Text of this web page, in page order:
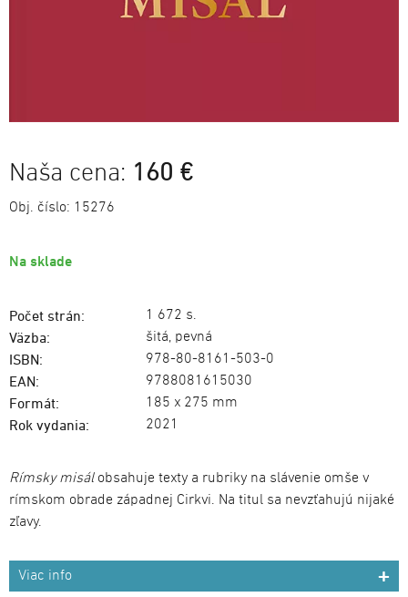
Naša cena: 160 €
Obj. číslo: 15276
Na sklade
Počet strán: 1 672 s.
Väzba: šitá, pevná
ISBN: 978-80-8161-503-0
EAN: 9788081615030
Formát: 185 x 275 mm
Rok vydania: 2021
Rímsky misálobsahuje texty a rubriky na slávenie omše v
rímskom obrade západnej Cirkvi. Na titul sa nevzťahujú nijaké
zľavy.
Viac info